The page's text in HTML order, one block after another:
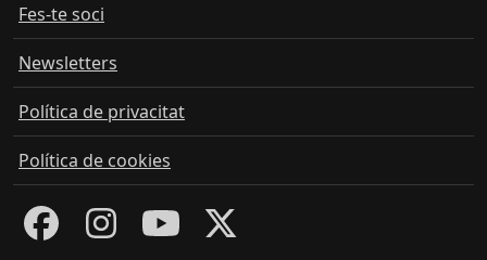
Fes-te soci
Newsletters
Política de privacitat
Política de cookies